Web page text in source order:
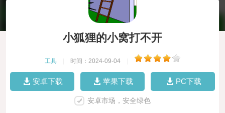
小狐狸的小窝打不开
工具 时间：2024-09-04
安卓下载 苹果下载 PC下载
安卓市场，安全绿色